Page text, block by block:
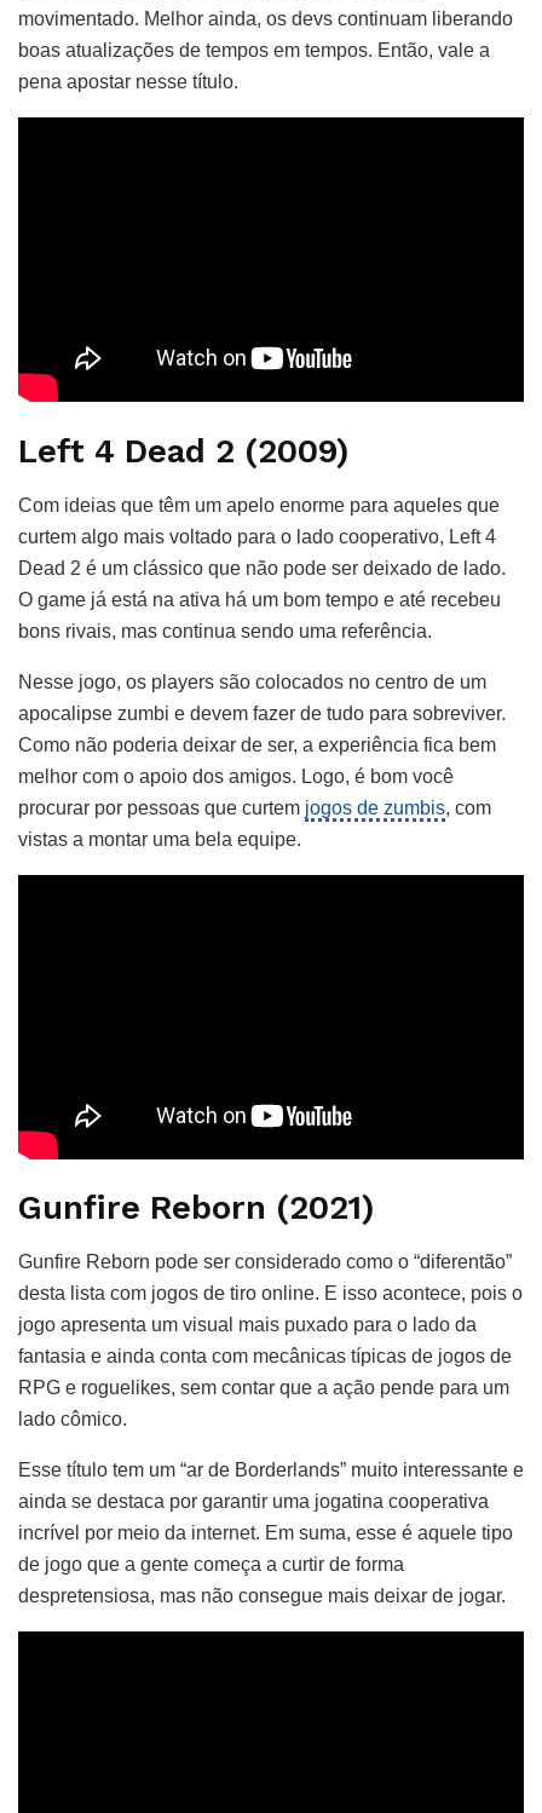
movimentado. Melhor ainda, os devs continuam liberando
boas atualizações de tempos em tempos. Então, vale a
pena apostar nesse título.
Left 4 Dead 2 (2009)
Com ideias que têm um apelo enorme para aqueles que
curtem algo mais voltado para o lado cooperativo, Left 4
Dead 2 é um clássico que não pode ser deixado de lado.
O game já está na ativa há um bom tempo e até recebeu
bons rivais, mas continua sendo uma referência.
Nesse jogo, os players são colocados no centro de um
apocalipse zumbi e devem fazer de tudo para sobreviver.
Como não poderia deixar de ser, a experiência fica bem
melhor com o apoio dos amigos. Logo, é bom você
procurar por pessoas que curtem jogos de zumbis, com
vistas a montar uma bela equipe.
Gunfire Reborn (2021)
Gunfire Reborn pode ser considerado como o “diferentão”
desta lista com jogos de tiro online. E isso acontece, pois o
jogo apresenta um visual mais puxado para o lado da
fantasia e ainda conta com mecânicas típicas de jogos de
RPG e roguelikes, sem contar que a ação pende para um
lado cômico.
Esse título tem um “ar de Borderlands” muito interessante e
ainda se destaca por garantir uma jogatina cooperativa
incrível por meio da internet. Em suma, esse é aquele tipo
de jogo que a gente começa a curtir de forma
despretensiosa, mas não consegue mais deixar de jogar.